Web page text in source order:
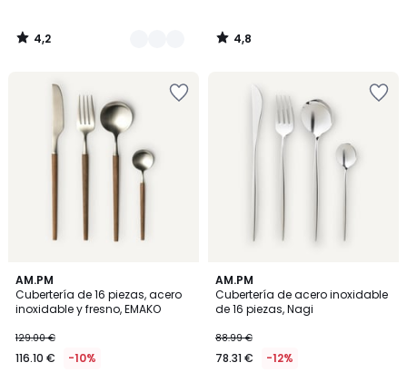
4,2
/
4,8
/
AM.PM
Cubertería de 16 piezas, acero
inoxidable y fresno, EMAKO
129.00 €
116.10 € -10%
3,8
/ 5
AM.PM
Cubertería de acero inoxidable
de 16 piezas, Nagi
88.99 €
78.31 € -12%
4,5
/ 5